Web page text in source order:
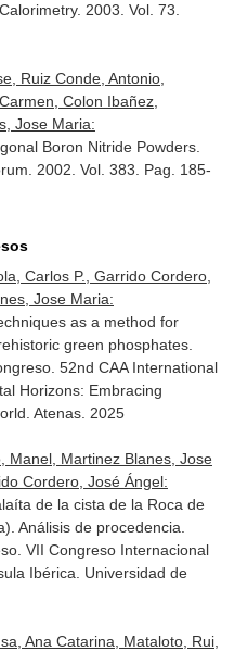
. 2003. Vol. 73.
Ruiz Conde, Antonio,
Colon Ibañez,
Jose Maria:
Boron Nitride Powders.
. 2002. Vol. 383. Pag. 185-
Carlos P., Garrido Cordero,
Jose Maria:
as a method for
green phosphates.
52nd CAA International
Horizons: Embracing
Atenas. 2025
Manel, Martinez Blanes, Jose
Cordero, José Ángel:
de la cista de la Roca de
Análisis de procedencia.
VII Congreso Internacional
Ibérica. Universidad de
Ana Catarina, Mataloto, Rui,